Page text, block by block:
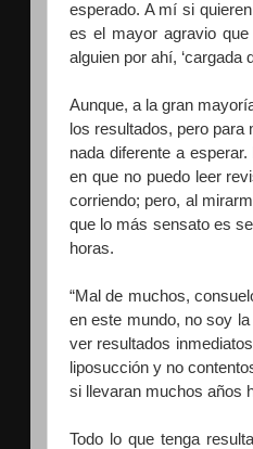
esperado. A mí si
es el mayor agravio
alguien por ahí, ‘cargada
Aunque, a la gran
los resultados, pero
nada diferente a
en que no puedo leer
corriendo; pero, al
que lo más sensato es
horas.
“Mal de muchos,
en este mundo, no soy
ver resultados
liposucción y no
si llevaran muchos años
Todo lo que tenga